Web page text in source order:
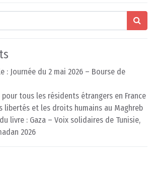
: Journée du 2 mai 2026 – Bourse de
tous les résidents étrangers en France
libertés et les droits humains au Maghreb
livre : Gaza – Voix solidaires de Tunisie,
2026